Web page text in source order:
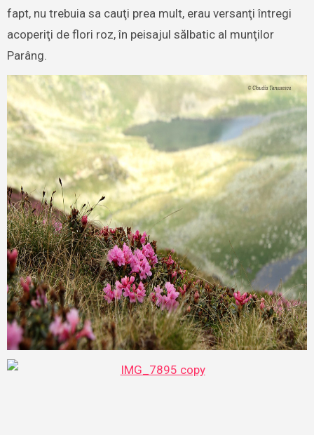
fapt, nu trebuia sa cauţi prea mult, erau versanţi întregi
acoperiţi de flori roz, în peisajul sălbatic al munţilor
Parâng.